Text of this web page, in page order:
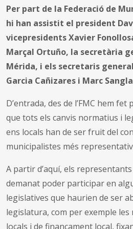
Per part de la Federació de
hi han assistit el president
vicepresidents Xavier
Marçal Ortuño, la secretària
Mérida, i els secretaris
Garcia Cañizares i Marc
D’entrada, des de l’FMC hem
que tots els canvis normatius i
ens locals han de ser fruit del
municipalistes més
A partir d’aquí, els
demanat poder participar en
legislatives que haurien de ser
legislatura, com per exemple les
locals i de finançament local,